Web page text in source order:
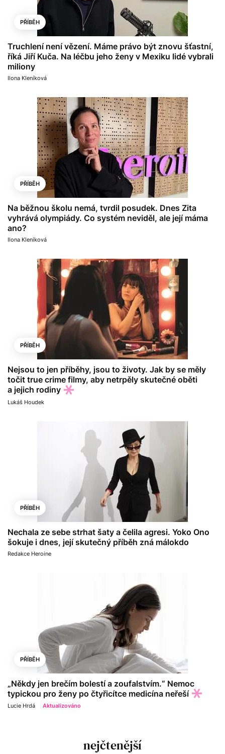
PŘÍBĚH
Truchlení není vězení. Máme právo být znovu šťastní,
říká Jiří Kuča. Na léčbu jeho ženy v Mexiku lidé vybrali
miliony
Ilona Kleníková
PŘÍBĚH
Na běžnou školu nemá, tvrdil posudek. Dnes Zita
vyhrává olympiády. Co systém neviděl, ale její máma
ano?
Ilona Kleníková
PŘÍBĚH
Nejsou to jen příběhy, jsou to životy. Jak by se měly
točit true crime filmy, aby netrpěly skutečné oběti
a jejich rodiny
Lukáš Houdek
PŘÍBĚH
Nechala ze sebe strhat šaty a čelila agresi. Yoko Ono
šokuje i dnes, její skutečný příběh zná málokdo
Redakce Heroine
PŘÍBĚH
„Někdy jen brečím bolestí a zoufalstvím.“ Nemoc
typickou pro ženy po čtyřicítce medicína neřeší
Lucie Hrdá Aktualizováno
nejčtenější